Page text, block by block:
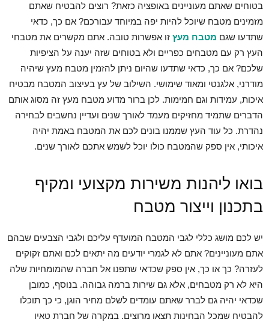
בטוחים שאתם מעוניינים באופציה כזאת? רוצים להבטיח שאתם
מזמינים מטבח שיוכל להיות יפה במיוחד עבורכם? אם כך, כדאי
שתדעו שגם מטבח מעץ זו אפשרות טובה. אתם מקשרים את מטבחי
העץ רק עם מטבחים כפריים ולא בטוחים שזה יענה על הציפיות
שלכם? אם כך, כדאי שתדעו שהיום ניתן להזמין מטבח מעץ שיהיה
מודרני, אלגנטי ומאוד שימושי. השילוב של עץ בעיצוב המטבח מבטיח
איכות, עמידות וגם חמימות. לכן ברור מדוע מטבח מעץ זה מסוג אותם
הדברים שתמיד מחזיקים מעמד לאורך שנים ועדיין נחשבים לבחירה
נהדרת. כל עוד העץ שממנו בונים לכם את המטבח באמת יהיה
איכותי, אין ספק שהמטבח כולו יוכל לשמש אתכם לאורך שנים.
בואו ליהנות משירות מקצועי ומקיף
בתכנון וייצור מטבח
יש לכם מושג כללי לגבי המטבח המועדף עליכם ולגבי הצבעים שבהם
אתם מעוניינים? אתם לא לגמרי יודעים מה יתאים לכם ואתם זקוקים
לעזרה? כך או כך, אין ספק שכדאי שתפנו אל חברה שהמומחיות שלה
היא לא רק מטבחים, אלא גם שירות ברמה גבוהה. בנוסף, כמובן
שכדאי יהיה גם לברר שאתם עומדים לשלם מחיר הוגן, כי כך תוכלו
להבטיח שמכל הבחינות תצאו מרוצים. במקרה של חברת טאיו